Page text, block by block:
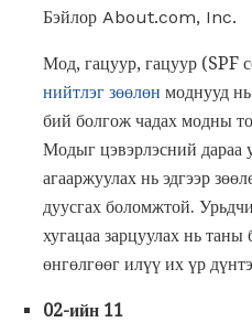
Бэйлор About.com, Inc.
Мод, гацуур, гацуур (SPF
нийтлэг зөөлөн моднууд нь
бий болгож чадах модны
Модыг цэвэрлэсний дараа
агааржуулах нь эдгээр
дуусгах боломжтой.
хугацаа зарцуулах нь
өнгөлгөөг илүү их үр
02-ийн 11